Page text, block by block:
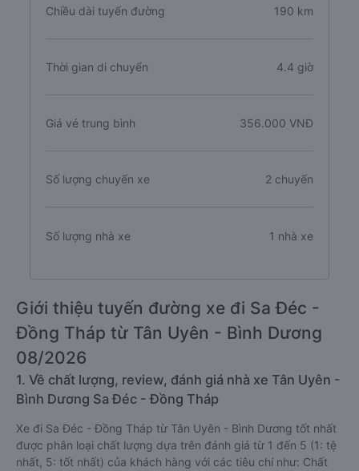
Chiều dài tuyến đường 190 km
Thời gian di chuyển 4.4 giờ
Giá vé trung bình 356.000 VNĐ
Số lượng chuyến xe 2 chuyến
Số lượng nhà xe 1 nhà xe
Giới thiệu tuyến đường xe đi Sa Đéc -
Đồng Tháp từ Tân Uyên - Bình Dương
08/2026
1. Về chất lượng, review, đánh giá nhà xe Tân Uyên -
Bình Dương Sa Đéc - Đồng Tháp
Xe đi Sa Đéc - Đồng Tháp từ Tân Uyên - Bình Dương tốt nhất
được phân loại chất lượng dựa trên đánh giá từ 1 đến 5 (1: tệ
nhất, 5: tốt nhất) của khách hàng với các tiêu chí như: Chất